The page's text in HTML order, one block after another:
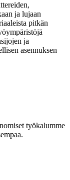
ja lujaan
pitkän
ja
asennuksen
työkalumme